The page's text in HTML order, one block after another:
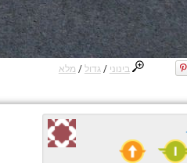
בינוני /גדול / מלא